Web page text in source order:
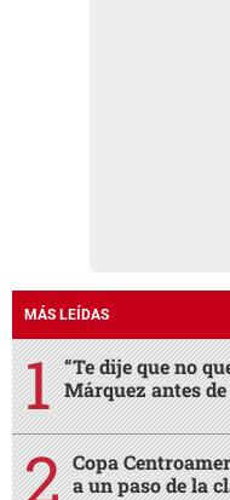
MÁS LEÍDAS
“Te dije que no
Márquez antes
Copa
a un paso de la